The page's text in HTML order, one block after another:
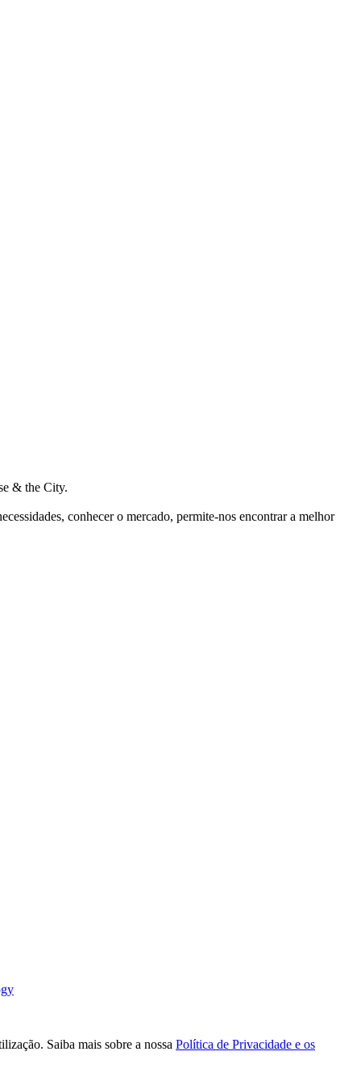
& the City.
conhecer o mercado, permite-nos encontrar a melhor
Saiba mais sobre a nossa Política de Privacidade e os